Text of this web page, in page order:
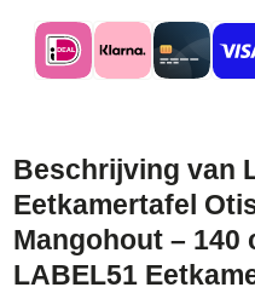
Beschrijving van
Eetkamertafel
Mangohout – 140
LABEL51